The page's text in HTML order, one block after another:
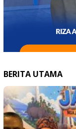
BERITA UTAMA